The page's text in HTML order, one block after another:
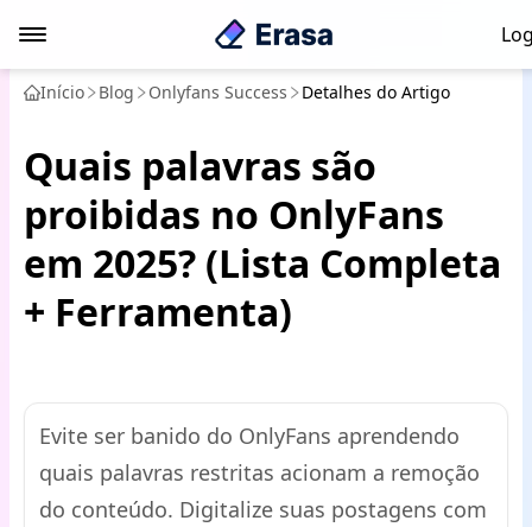
Início Blog Onlyfans Success Detalhes do Artigo
Quais palavras são
proibidas no OnlyFans
em 2025? (Lista Completa
+ Ferramenta)
Evite ser banido do OnlyFans aprendendo
quais palavras restritas acionam a remoção
do conteúdo. Digitalize suas postagens com